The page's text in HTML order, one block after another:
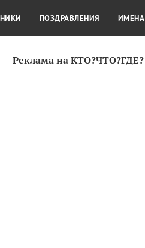
Реклама на КТО?ЧТО?ГДЕ?
КРАСОТА
ПОЗДРАВЛЕНИЯ ИМЕНА